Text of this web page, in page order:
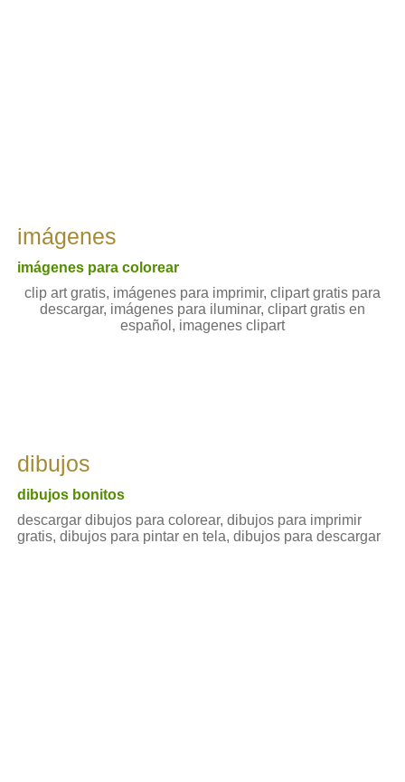
imágenes
imágenes para colorear
clip art gratis, imágenes para imprimir, clipart gratis para
descargar, imágenes para iluminar, clipart gratis en
español, imagenes clipart
dibujos
dibujos bonitos
descargar dibujos para colorear, dibujos para imprimir
gratis, dibujos para pintar en tela, dibujos para descargar